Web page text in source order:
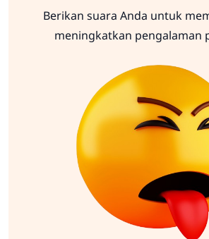
Berikan suara Anda untuk
meningkatkan pengalaman